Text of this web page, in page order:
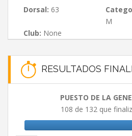
Dorsal: 63
M
Club: None
RESULTADOS
PUESTO DE LA
108 de 132 que